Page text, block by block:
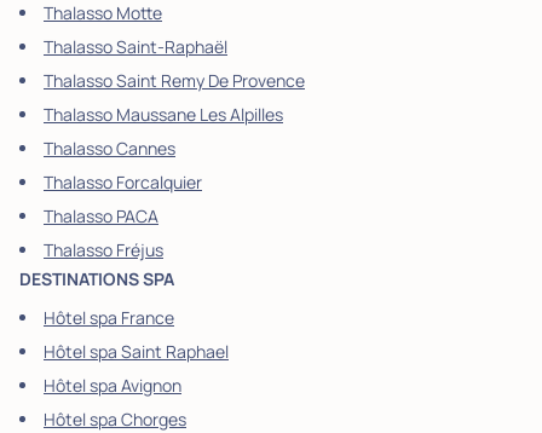
Thalasso Motte
Thalasso Saint-Raphaël
Thalasso Saint Remy De Provence
Thalasso Maussane Les Alpilles
Thalasso Cannes
Thalasso Forcalquier
Thalasso PACA
Thalasso Fréjus
DESTINATIONS SPA
Hôtel spa France
Hôtel spa Saint Raphael
Hôtel spa Avignon
Hôtel spa Chorges